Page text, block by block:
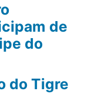
de
do
do Tigre